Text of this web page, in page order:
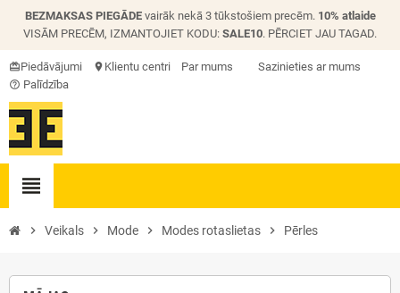
BEZMAKSAS PIEGĀDE vairāk nekā 3 tūkstošiem precēm. 10% atlaide
VISĀM PRECĒM, IZMANTOJIET KODU: SALE10. PĒRCIET JAU TAGAD.
card_giftcardPiedāvājumi location_onKlientu centri Par mums Sazinieties ar mums
help_outline Palīdzība
view_headline
chevron_right Veikals chevron_right Mode chevron_right Modes rotaslietas chevron_right Pērles